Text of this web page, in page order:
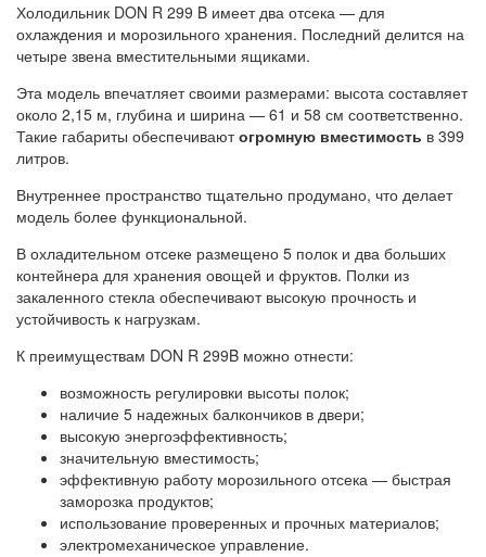
Холодильник DON R 299 B имеет два отсека — для
охлаждения и морозильного хранения. Последний делится на
четыре звена вместительными ящиками.
Эта модель впечатляет своими размерами: высота составляет
около 2,15 м, глубина и ширина — 61 и 58 см соответственно.
Такие габариты обеспечиваютогромную вместимость в 399
литров.
Внутреннее пространство тщательно продумано, что делает
модель более функциональной.
В охладительном отсеке размещено 5 полок и два больших
контейнера для хранения овощей и фруктов. Полки из
закаленного стекла обеспечивают высокую прочность и
устойчивость к нагрузкам.
К преимуществам DON R 299B можно отнести:
возможность регулировки высоты полок;
наличие 5 надежных балкончиков в двери;
высокую энергоэффективность;
значительную вместимость;
эффективную работу морозильного отсека — быстрая
заморозка продуктов;
использование проверенных и прочных материалов;
электромеханическое управление.